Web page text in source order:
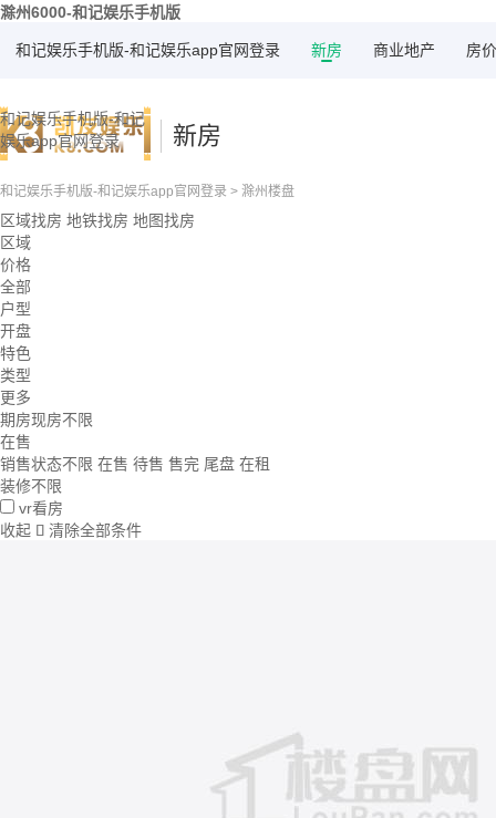
滁州6000-和记娱乐手机版
和记娱乐手机版-和记娱乐app官网登录 新房 商业地产 房价
和记娱乐手机版-和记
娱乐app官网登录
新房
和记娱乐手机版-和记娱乐app官网登录 > 滁州楼盘
区域找房 地铁找房 地图找房
区域
价格
全部
户型
开盘
特色
类型
更多
期房现房不限
在售
销售状态不限 在售 待售 售完 尾盘 在租
装修不限
vr看房
收起  清除全部条件